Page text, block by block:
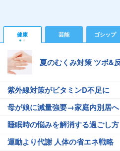
健康 芸能 ゴシップ
夏のむくみ対策 ツボ&
紫外線対策がビタミンD不足に
母が娘に減量強要→家庭内別居へ
睡眠時の悩みを解消する過ごし方
運動より代謝 人体の省エネ戦略